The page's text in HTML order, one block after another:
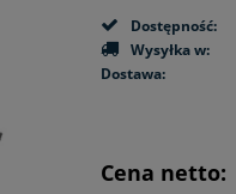
Dostępność:
Wysyłka w:
Dostawa:
Cena netto: